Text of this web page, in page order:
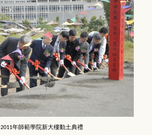
2011年師範學院新大樓動土典禮